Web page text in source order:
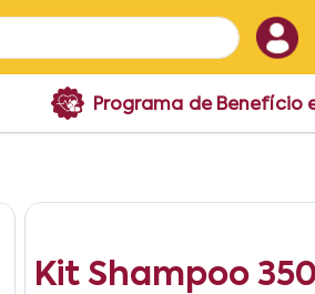
Programa de Benefício
Kit Shampoo